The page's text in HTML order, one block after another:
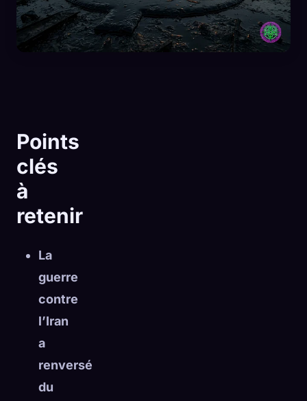
Points
clés
à
retenir
La
guerre
contre
l’Iran
a
renversé
du
🧬
Collectés :
Collection
☁️Sauvegardez votre collection sur tous les appareils
DÉCOUVERT
0